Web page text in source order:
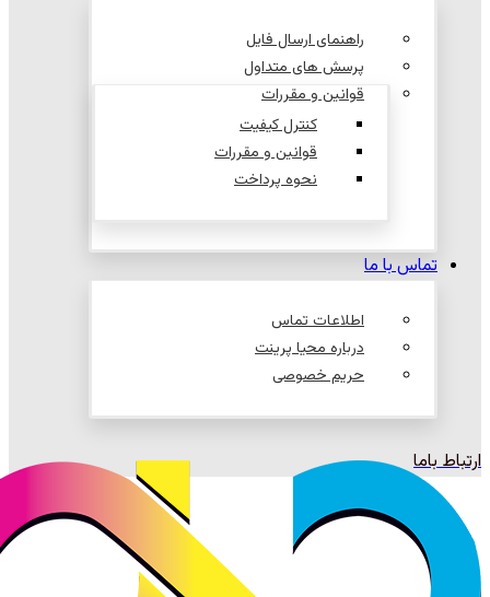
راهنمای ارسال فایل
پرسش های متداول
قوانین و مقررات
کنترل کیفیت
قوانین و مقررات
نحوه پرداخت
تماس با ما
اطلاعات تماس
درباره محیا پرینت
حریم خصوصی
ارتباط باما